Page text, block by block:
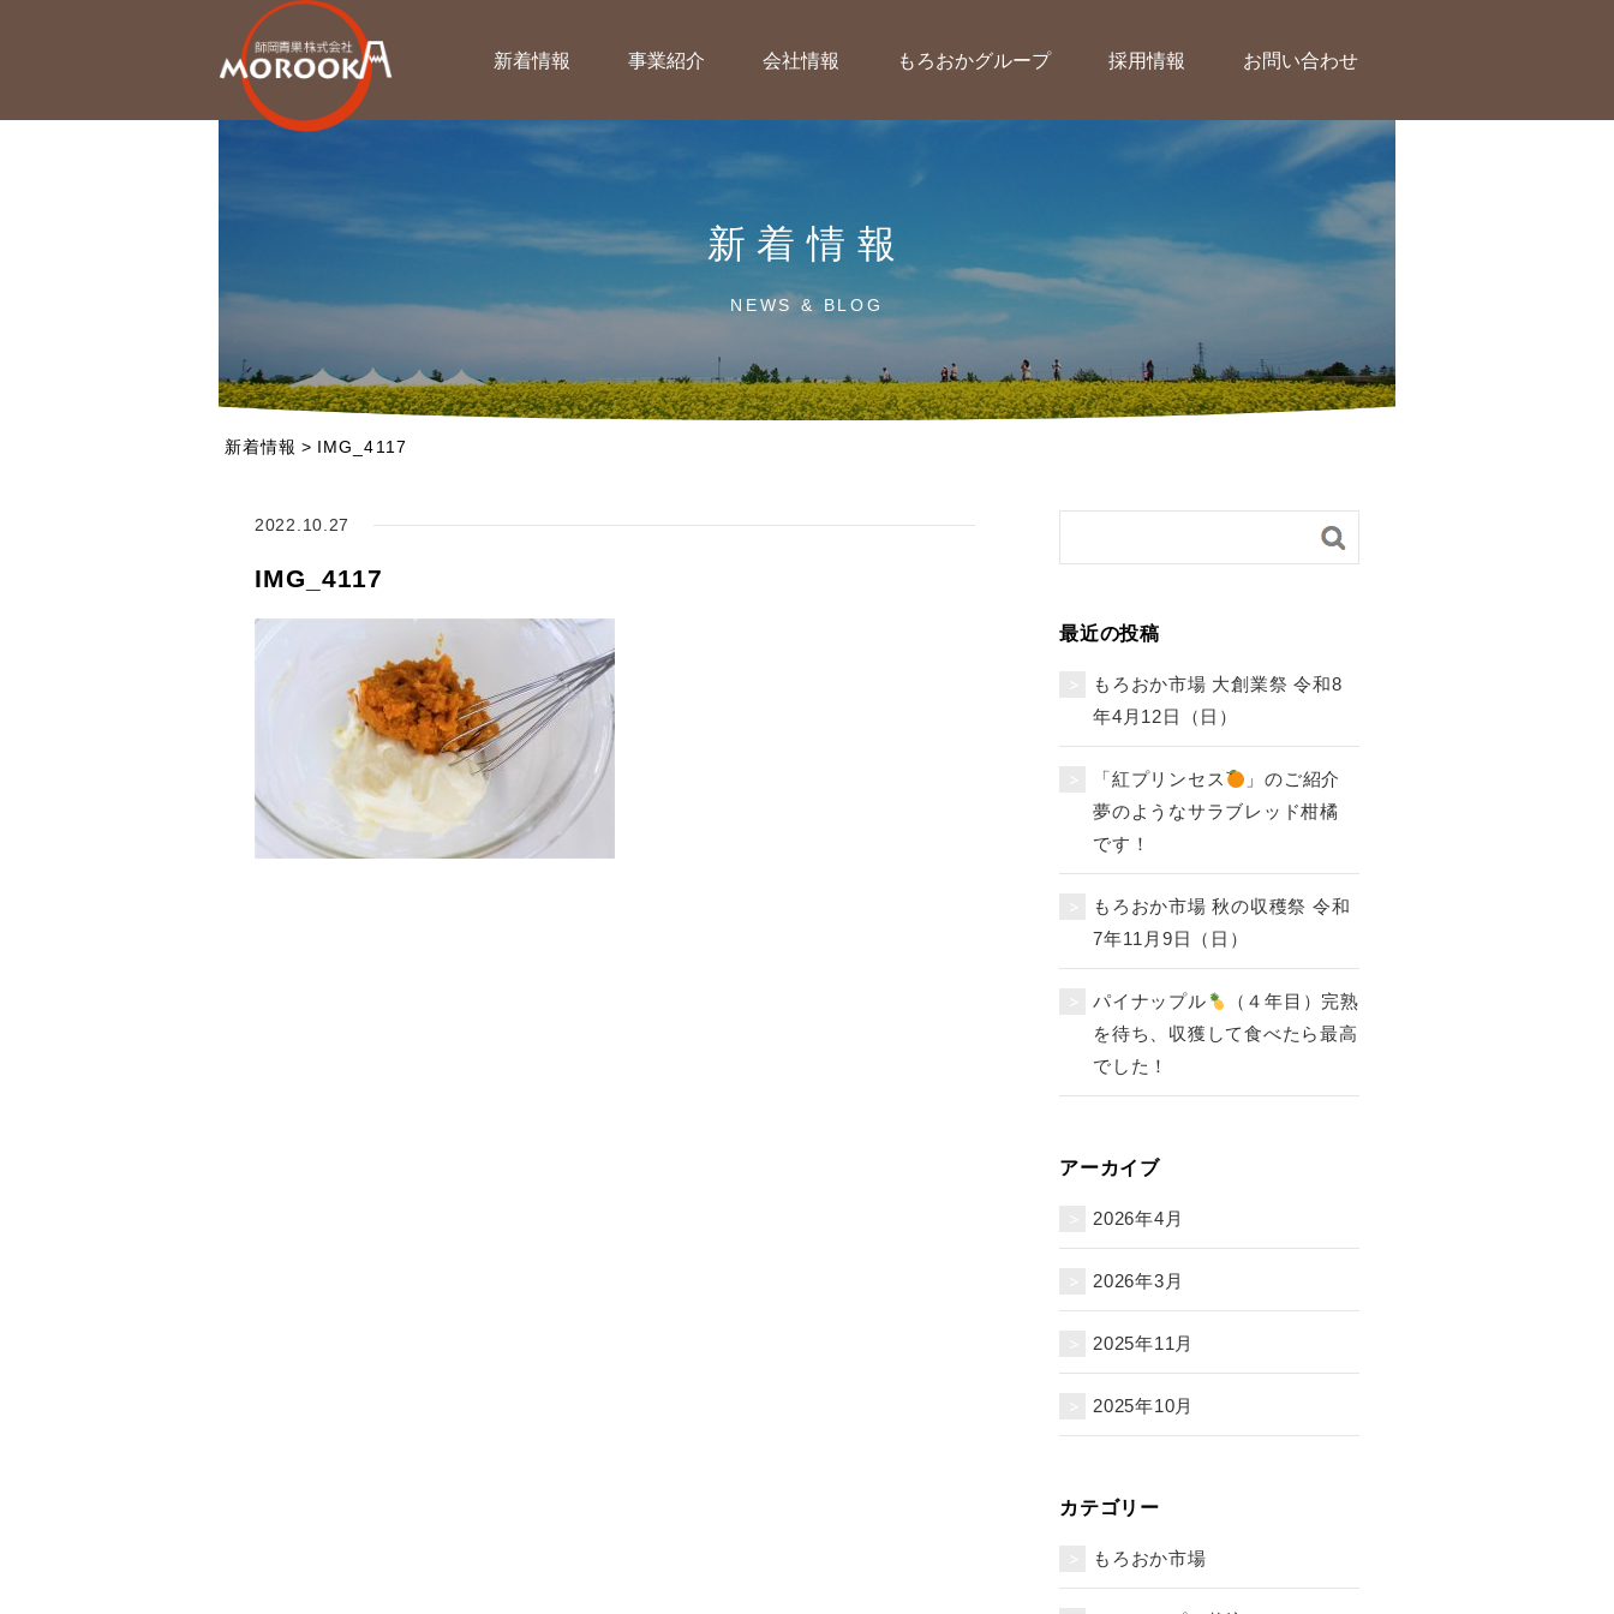
新着情報 事業紹介 会社情報 もろおかグループ 採用情報 お問い合わせ
新着情報
NEWS & BLOG
新着情報 > IMG_4117
2022.10.27
IMG_4117
最近の投稿
もろおか市場 大創業祭 令和8
年4月12日（日）
「紅プリンセス
」のご紹介
夢のようなサラブレッド柑橘
です！
もろおか市場 秋の収穫祭 令和
7年11月9日（日）
パイナップル
（４年目）完熟
を待ち、収獲して食べたら最高
でした！
アーカイブ
2026年4月
2026年3月
2025年11月
2025年10月
カテゴリー
もろおか市場